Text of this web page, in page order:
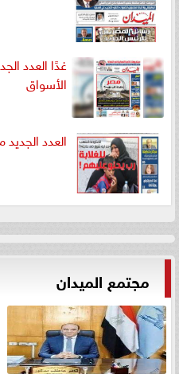
غدًا العدد
الأسواق
العدد الجديد
مجتمع الميدان